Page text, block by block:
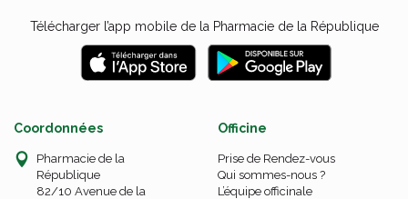
Télécharger l’app mobile de la Pharmacie de la République
Coordonnées
Pharmacie de la
République
82/10 Avenue de la
Officine
Prise de Rendez-vous
Qui sommes-nous ?
L’équipe officinale